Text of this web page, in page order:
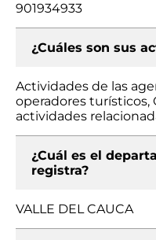
901934933
¿Cuáles son sus
Actividades de las
operadores turísticos,
actividades
¿Cuál es el
registra?
VALLE DEL CAUCA